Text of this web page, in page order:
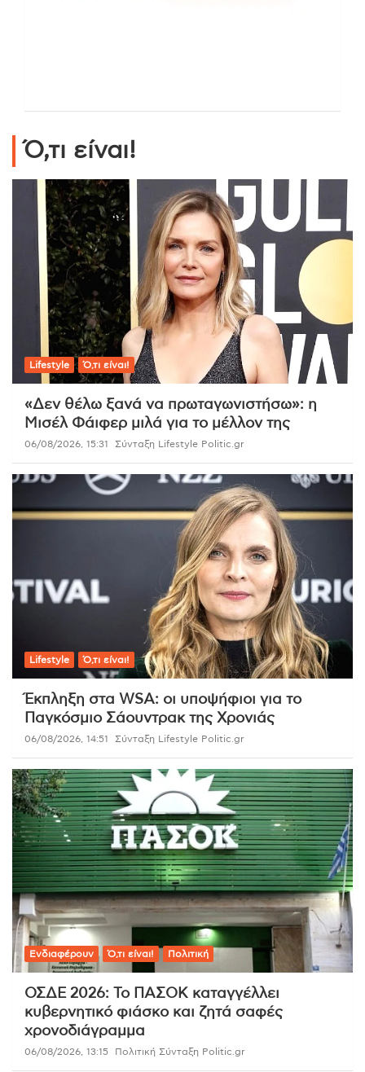
Ό,τι είναι!
Lifestyle Ό,τι είναι!
«Δεν θέλω ξανά να πρωταγωνιστήσω»: η
Μισέλ Φάιφερ μιλά για το μέλλον της
06/08/2026, 15:31 Σύνταξη Lifestyle Politic.gr
Lifestyle Ό,τι είναι!
Έκπληξη στα WSA: οι υποψήφιοι για το
Παγκόσμιο Σάουντρακ της Χρονιάς
06/08/2026, 14:51 Σύνταξη Lifestyle Politic.gr
Ενδιαφέρουν Ό,τι είναι! Πολιτική
ΟΣΔΕ 2026: Το ΠΑΣΟΚ καταγγέλλει
κυβερνητικό φιάσκο και ζητά σαφές
χρονοδιάγραμμα
06/08/2026, 13:15 Πολιτική Σύνταξη Politic.gr